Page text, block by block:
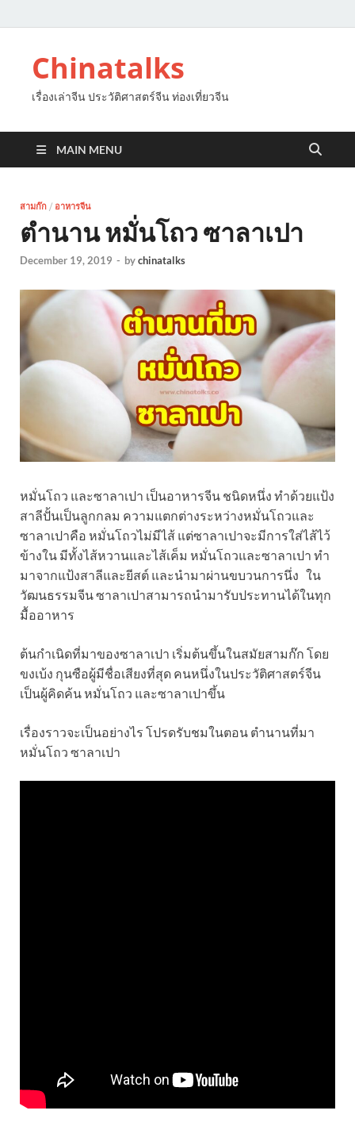
Chinatalks
เรื่องเล่าจีน ประวัติศาสตร์จีน ท่องเที่ยวจีน
MAIN MENU
สามก๊ก / อาหารจีน
ตำนาน หมั่นโถว ซาลาเปา
December 19, 2019 - bychinatalks
หมั่นโถว และซาลาเปา เป็นอาหารจีน ชนิดหนึ่ง ทำด้วยแป้ง
สาลีปั้นเป็นลูกกลม ความแตกต่างระหว่างหมั่นโถวและ
ซาลาเปาคือ หมั่นโถวไม่มีไส้ แต่ซาลาเปาจะมีการใส่ไส้ไว้
ข้างใน มีทั้งไส้หวานและไส้เค็ม หมั่นโถวและซาลาเปา ทำ
มาจากแป้งสาลีและยีสต์ และนำมาผ่านขบวนการนึ่ง ใน
วัฒนธรรมจีน ซาลาเปาสามารถนำมารับประทานได้ในทุก
มื้ออาหาร
ต้นกำเนิดที่มาของซาลาเปา เริ่มต้นขึ้นในสมัยสามก๊ก โดย
ขงเบ้ง กุนซือผู้มีชื่อเสียงที่สุด คนหนึ่งในประวัติศาสตร์จีน
เป็นผู้คิดค้น หมั่นโถว และซาลาเปาขึ้น
เรื่องราวจะเป็นอย่างไร โปรดรับชมในตอน ตำนานที่มา
หมั่นโถว ซาลาเปา